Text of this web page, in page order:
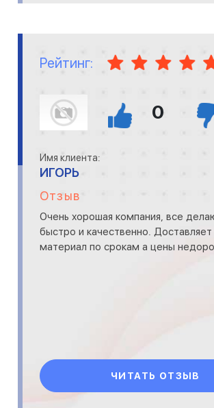
Рейтинг:
0
Имя клиента:
ИГОРЬ
Отзыв
Очень хорошая компания, все
быстро и качественно. Доставляет
материал по срокам а цены
ЧИТАТЬ ОТЗЫВ